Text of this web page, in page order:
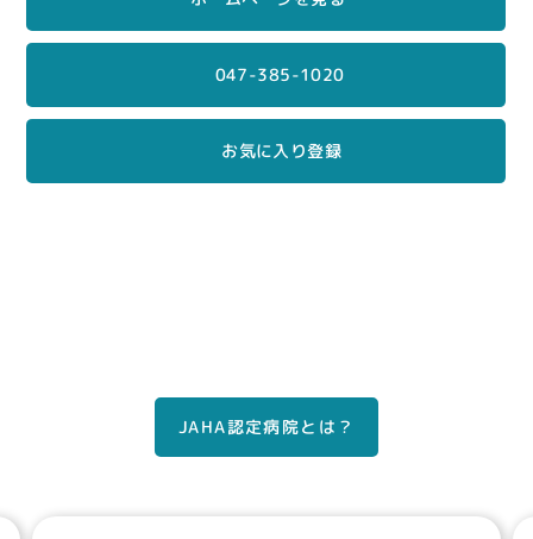
047-385-1020
お気に入り登録
JAHA認定病院とは？